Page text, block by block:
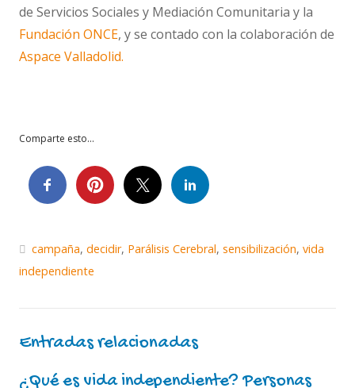
de Servicios Sociales y Mediación Comunitaria y la
Fundación ONCE, y se contado con la colaboración de
Aspace Valladolid.
Comparte esto...
campaña,decidir, Parálisis Cerebral,sensibilización,vida
independiente
Entradas relacionadas
¿Qué es vida independiente? Personas